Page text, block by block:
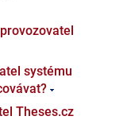
systému
Theses.cz